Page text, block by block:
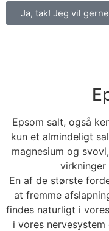
Ja, tak! Jeg vil
Epsom salt, også
kun et almindeligt
magnesium og
virkninger
En af de største
at fremme
findes naturligt i
i vores